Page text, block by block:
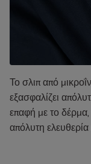
Το σλιπ από
εξασφαλίζει
επαφή με το δέρμα,
απόλυτη